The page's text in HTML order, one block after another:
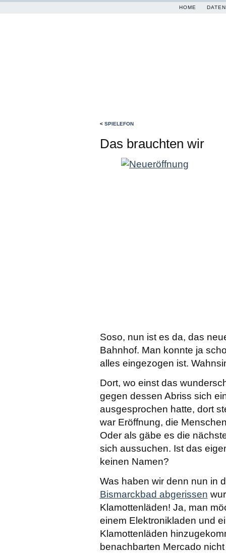
HOME
< SPIELEFON
Das brauchten wir
Soso, nun ist es da, das
Bahnhof. Man konnte ja
alles eingezogen ist.
Dort, wo einst das
gegen dessen Abriss sich
ausgesprochen hatte, dort
war Eröffnung, die
Oder als gäbe es die
sich aussuchen. Ist das
keinen Namen?
Was haben wir denn nun in
Bismarckbad abgerissen
Klamottenläden! Ja, man
einem Elektronikladen und
Klamottenläden
benachbarten Mercado